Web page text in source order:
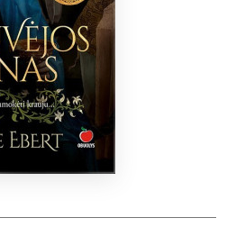
+370 667 80 541